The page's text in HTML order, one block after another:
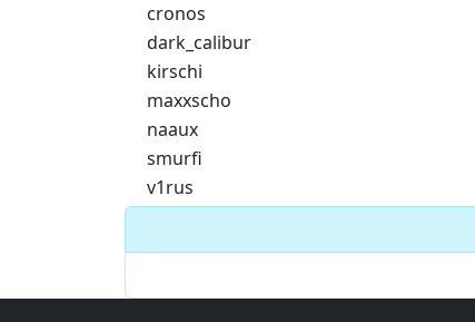
cronos
dark_calibur
kirschi
maxxscho
naaux
smurfi
v1rus